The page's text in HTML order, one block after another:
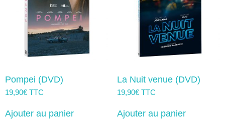
Pompei (DVD)
19,90€ TTC
Ajouter au panier
La Nuit venue (DVD)
19,90€ TTC
Ajouter au panier